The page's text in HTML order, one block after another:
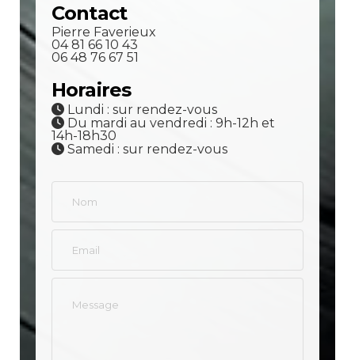
Contact
Pierre Faverieux
04 81 66 10 43
06 48 76 67 51
Horaires
Lundi : sur rendez-vous
Du mardi au vendredi : 9h-12h et
14h-18h30
Samedi : sur rendez-vous